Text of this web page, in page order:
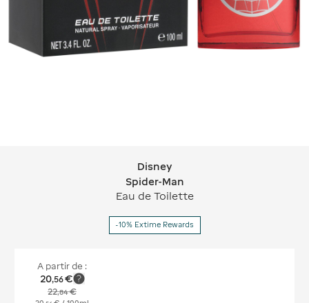
Disney Spider-Man
Disney
Spider-Man
Eau de Toilette
-10% Extime Rewards
A partir de :
20,56€
22,84€